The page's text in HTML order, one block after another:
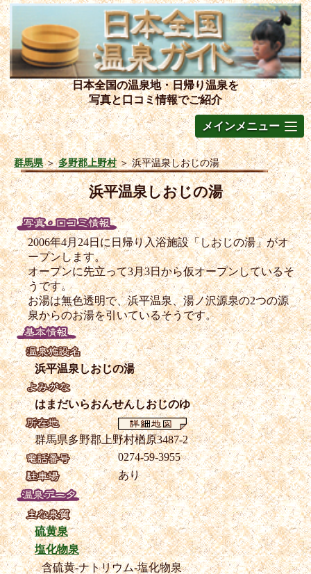
日本全国の温泉地・日帰り温泉を
写真と口コミ情報でご紹介
メインメニュー
群馬県＞多野郡上野村＞浜平温泉しおじの湯
浜平温泉しおじの湯
2006年4月24日に日帰り入浴施設「しおじの湯」がオ
ープンします。
オープンに先立って3月3日から仮オープンしているそ
うです。
お湯は無色透明で、浜平温泉、湯ノ沢源泉の2つの源
泉からのお湯を引いているそうです。
浜平温泉しおじの湯
はまだいらおんせんしおじのゆ
群馬県多野郡上野村楢原3487-2
0274-59-3955
あり
硫黄泉
塩化物泉
含硫黄-ナトリウム-塩化物泉